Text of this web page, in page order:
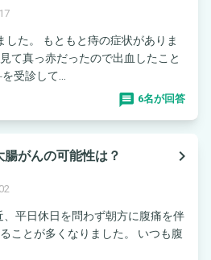
した。 もともと痔の症状がありま
て真っ赤だったので出血したこと
受診して...
6名が回答
がんの可能性は？
navigate_next
が多くなりました。 いつも腹